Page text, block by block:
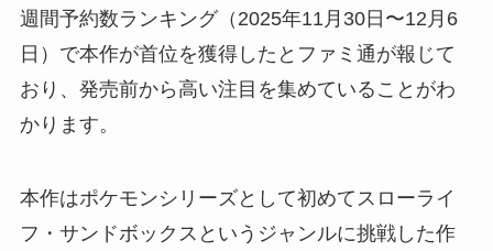
週間予約数ランキング（2025年11月30日〜12月6
日）で本作が首位を獲得したとファミ通が報じて
おり、発売前から高い注目を集めていることがわ
かります。
本作はポケモンシリーズとして初めてスローライ
フ・サンドボックスというジャンルに挑戦した作